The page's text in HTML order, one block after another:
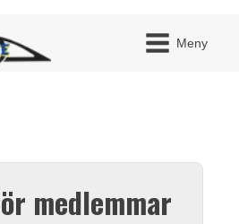
Meny
medlemmar